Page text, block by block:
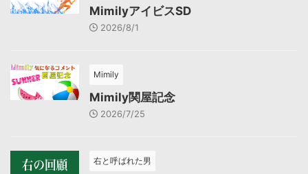
MimilyアイビスSD
2026/8/1
Mimily
Mimily関屋記念
2026/7/25
右と呼ばれた男